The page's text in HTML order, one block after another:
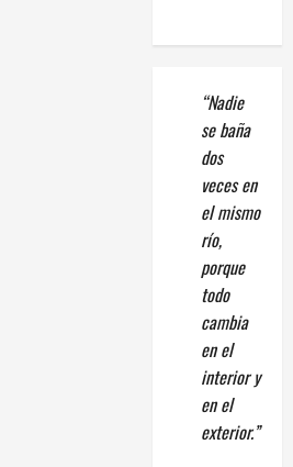
“Nadie
se baña
dos
veces en
el mismo
río,
porque
todo
cambia
en el
interior y
en el
exterior.”